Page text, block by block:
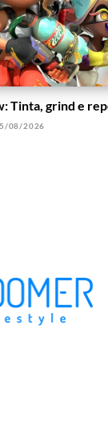
Tinta, grind e
08/2026